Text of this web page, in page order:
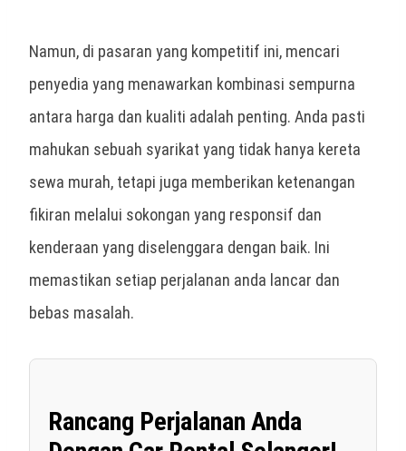
Namun, di pasaran yang kompetitif ini, mencari
penyedia yang menawarkan kombinasi sempurna
antara harga dan kualiti adalah penting. Anda pasti
mahukan sebuah syarikat yang tidak hanya kereta
sewa murah, tetapi juga memberikan ketenangan
fikiran melalui sokongan yang responsif dan
kenderaan yang diselenggara dengan baik. Ini
memastikan setiap perjalanan anda lancar dan
bebas masalah.
Rancang Perjalanan Anda